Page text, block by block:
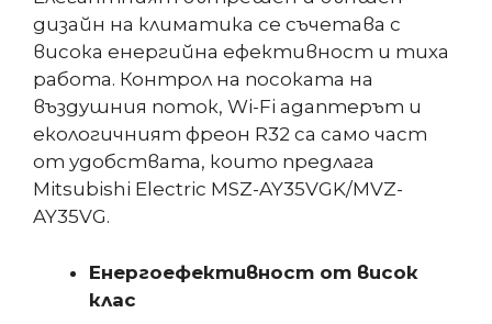
дизайн на климатика се съчетава с
висока енергийна ефективност и тиха
работа. Контрол на посоката на
въздушния поток, Wi-Fi адаптерът и
екологичният фреон R32 са само част
от удобствата, които предлага
Mitsubishi Electric MSZ-AY35VGK/MVZ-
AY35VG.
Енергоефективност от висок
клас